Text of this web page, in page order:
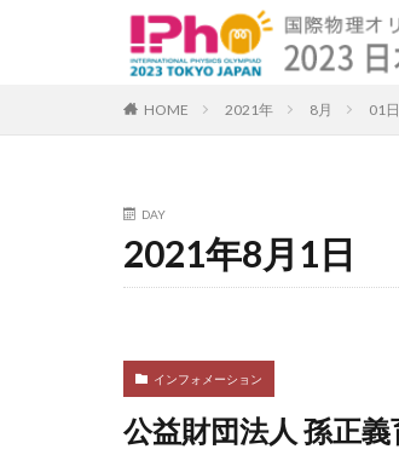
HOME 2021年 8月 01日
DAY
2021年8月1日
インフォメーション
公益財団法人 孫正